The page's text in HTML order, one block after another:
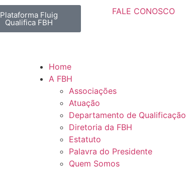
Plataforma Fluig
Qualifica FBH
FALE CONOSCO
Home
A FBH
Associações
Atuação
Departamento de Qualificação
Diretoria da FBH
Estatuto
Palavra do Presidente
Quem Somos